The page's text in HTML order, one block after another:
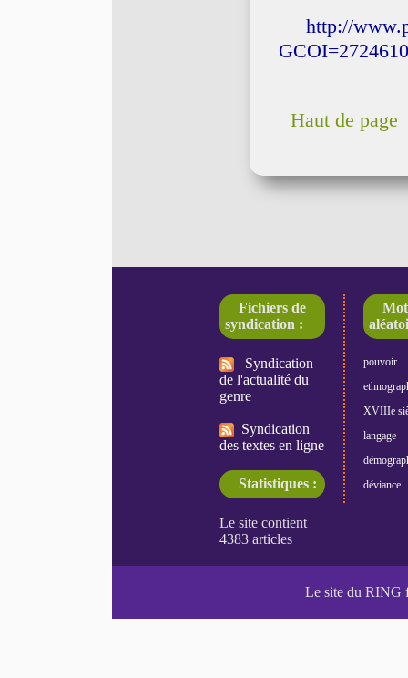
http://
Haut de page
Fichiers de
syndication :
Syndication
de l'actualité du
genre
Syndication
des textes en ligne
Statistiques :
pouvoir
XVIIIe
langage
déviance
Le site du RING